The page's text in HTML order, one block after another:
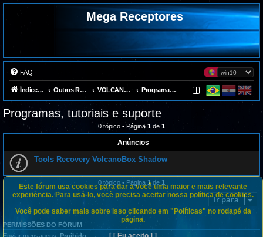
Mega Receptores
FAQ
Índice do fórum Outros Receptores VOLCANOBOX Programas, tutoriais e suporte
Programas, tutoriais e suporte
0 tópico • Página1de 1
Anúncios
Tools Recovery VolcanoBox Shadow
0 tópico • Página 1de 1
Ir para
PERMISSÕES DO FÓRUM
Este fórum usa cookies para dar a você uma maior e mais relevante
experiência. Para usá-lo, você precisa aceitar nossa política de cookies.
Você pode saber mais sobre isso clicando em "Políticas" no rodapé da
página.